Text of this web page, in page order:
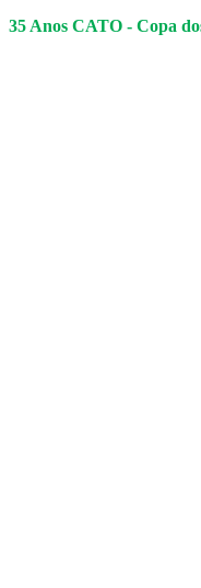
35 Anos CATO - Copa